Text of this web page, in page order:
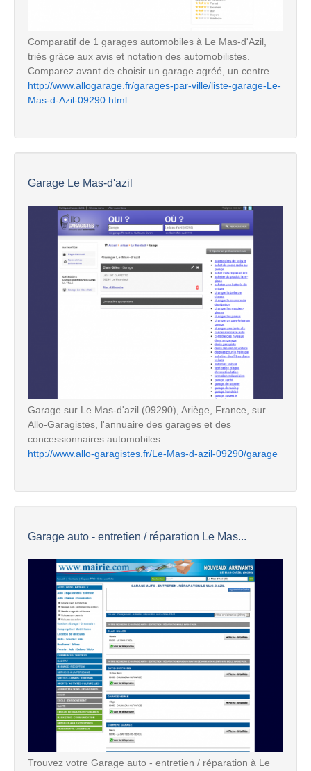
Comparatif de 1 garages automobiles à Le Mas-d'Azil,
triés grâce aux avis et notation des automobilistes.
Comparez avant de choisir un garage agréé, un centre ...
http://www.allogarage.fr/garages-par-ville/liste-garage-Le-
Mas-d-Azil-09290.html
Garage Le Mas-d'azil
Garage sur Le Mas-d'azil (09290), Ariège, France, sur
Allo-Garagistes, l'annuaire des garages et des
concessionnaires automobiles
http://www.allo-garagistes.fr/Le-Mas-d-azil-09290/garage
Garage auto - entretien / réparation Le Mas...
Trouvez votre Garage auto - entretien / réparation à Le